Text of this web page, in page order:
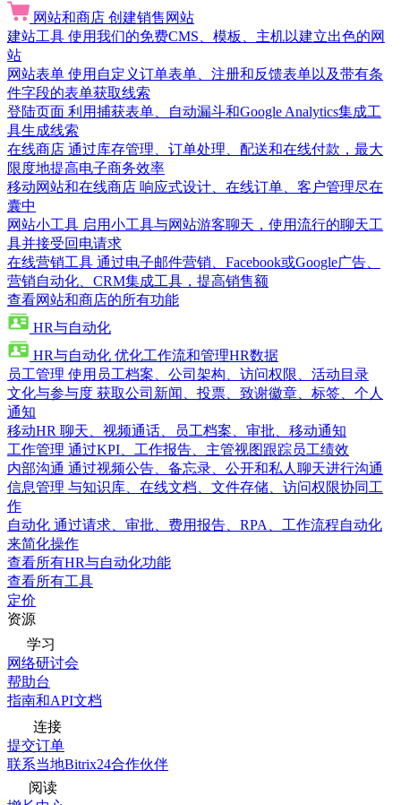
网站和商店 创建销售网站
建站工具 使用我们的免费CMS、模板、主机以建立出色的网
站
网站表单 使用自定义订单表单、注册和反馈表单以及带有条
件字段的表单获取线索
登陆页面 利用捕获表单、自动漏斗和Google Analytics集成工
具生成线索
在线商店 通过库存管理、订单处理、配送和在线付款，最大
限度地提高电子商务效率
移动网站和在线商店 响应式设计、在线订单、客户管理尽在
囊中
网站小工具 启用小工具与网站游客聊天，使用流行的聊天工
具并接受回电请求
在线营销工具 通过电子邮件营销、Facebook或Google广告、
营销自动化、CRM集成工具，提高销售额
查看网站和商店的所有功能
HR与自动化
HR与自动化 优化工作流和管理HR数据
员工管理 使用员工档案、公司架构、访问权限、活动目录
文化与参与度 获取公司新闻、投票、致谢徽章、标签、个人
通知
移动HR 聊天、视频通话、员工档案、审批、移动通知
工作管理 通过KPI、工作报告、主管视图跟踪员工绩效
内部沟通 通过视频公告、备忘录、公开和私人聊天进行沟通
信息管理 与知识库、在线文档、文件存储、访问权限协同工
作
自动化 通过请求、审批、费用报告、RPA、工作流程自动化
来简化操作
查看所有HR与自动化功能
查看所有工具
定价
资源
学习
网络研讨会
帮助台
指南和API文档
连接
提交订单
联系当地Bitrix24合作伙伴
阅读